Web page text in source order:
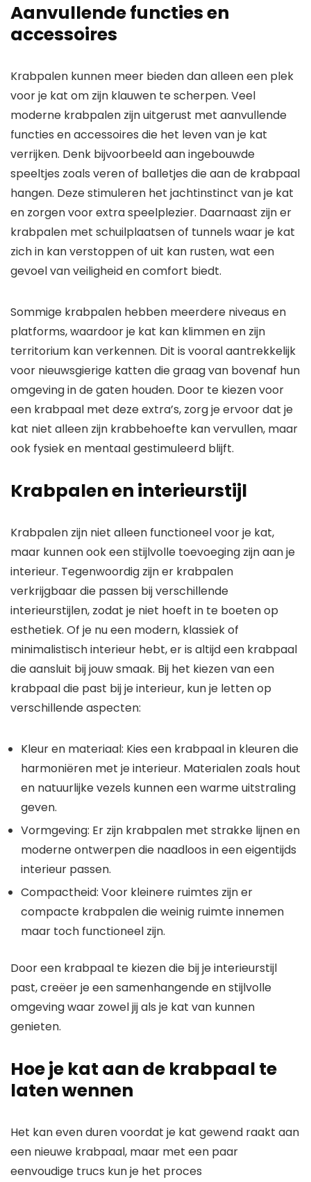
Aanvullende functies en
accessoires
Krabpalen kunnen meer bieden dan alleen een plek
voor je kat om zijn klauwen te scherpen. Veel
moderne krabpalen zijn uitgerust met aanvullende
functies en accessoires die het leven van je kat
verrijken. Denk bijvoorbeeld aan ingebouwde
speeltjes zoals veren of balletjes die aan de krabpaal
hangen. Deze stimuleren het jachtinstinct van je kat
en zorgen voor extra speelplezier. Daarnaast zijn er
krabpalen met schuilplaatsen of tunnels waar je kat
zich in kan verstoppen of uit kan rusten, wat een
gevoel van veiligheid en comfort biedt.
Sommige krabpalen hebben meerdere niveaus en
platforms, waardoor je kat kan klimmen en zijn
territorium kan verkennen. Dit is vooral aantrekkelijk
voor nieuwsgierige katten die graag van bovenaf hun
omgeving in de gaten houden. Door te kiezen voor
een krabpaal met deze extra’s, zorg je ervoor dat je
kat niet alleen zijn krabbehoefte kan vervullen, maar
ook fysiek en mentaal gestimuleerd blijft.
Krabpalen en interieurstijl
Krabpalen zijn niet alleen functioneel voor je kat,
maar kunnen ook een stijlvolle toevoeging zijn aan je
interieur. Tegenwoordig zijn er krabpalen
verkrijgbaar die passen bij verschillende
interieurstijlen, zodat je niet hoeft in te boeten op
esthetiek. Of je nu een modern, klassiek of
minimalistisch interieur hebt, er is altijd een krabpaal
die aansluit bij jouw smaak. Bij het kiezen van een
krabpaal die past bij je interieur, kun je letten op
verschillende aspecten:
Kleur en materiaal: Kies een krabpaal in kleuren die
harmoniëren met je interieur. Materialen zoals hout
en natuurlijke vezels kunnen een warme uitstraling
geven.
Vormgeving: Er zijn krabpalen met strakke lijnen en
moderne ontwerpen die naadloos in een eigentijds
interieur passen.
Compactheid: Voor kleinere ruimtes zijn er
compacte krabpalen die weinig ruimte innemen
maar toch functioneel zijn.
Door een krabpaal te kiezen die bij je interieurstijl
past, creëer je een samenhangende en stijlvolle
omgeving waar zowel jij als je kat van kunnen
genieten.
Hoe je kat aan de krabpaal te
laten wennen
Het kan even duren voordat je kat gewend raakt aan
een nieuwe krabpaal, maar met een paar
eenvoudige trucs kun je het proces